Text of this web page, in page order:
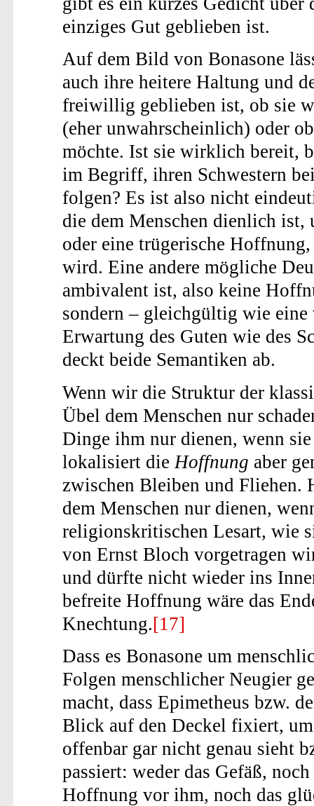
einziges Gut geblieben ist.
Auf dem Bild von Bonasone
auch ihre heitere Haltung und
freiwillig geblieben ist, ob sie
(eher unwahrscheinlich) oder
möchte. Ist sie wirklich bereit,
im Begriff, ihren Schwestern
folgen? Es ist also nicht
die dem Menschen dienlich ist,
oder eine trügerische
wird. Eine andere mögliche
ambivalent ist, also keine
sondern – gleichgültig wie
Erwartung des Guten wie des
deckt beide Semantiken ab.
Wenn wir die Struktur der
Übel dem Menschen nur
Dinge ihm nur dienen, wenn
lokalisiert die Hoffnung aber
zwischen Bleiben und Fliehen.
dem Menschen nur dienen,
religionskritischen Lesart, wie
von Ernst Bloch vorgetragen
und dürfte nicht wieder ins
befreite Hoffnung wäre das
Knechtung.[17]
Dass es Bonasone um
Folgen menschlicher Neugier
macht, dass Epimetheus bzw.
Blick auf den Deckel fixiert,
offenbar gar nicht genau sieht
passiert: weder das Gefäß,
Hoffnung vor ihm, noch das